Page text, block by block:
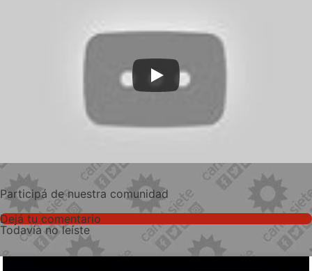
Participá de nuestra comunidad
Dejá tu comentario
Todavía no leíste